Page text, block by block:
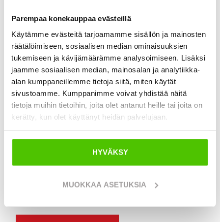
Parempaa konekauppaa evästeillä
Käytämme evästeitä tarjoamamme sisällön ja mainosten
räätälöimiseen, sosiaalisen median ominaisuuksien
tukemiseen ja kävijämäärämme analysoimiseen. Lisäksi
jaamme sosiaalisen median, mainosalan ja analytiikka-
alan kumppaneillemme tietoja siitä, miten käytät
sivustoamme. Kumppanimme voivat yhdistää näitä
tietoja muihin tietoihin, joita olet antanut heille tai joita on
kerätty, kun olet käyttänyt heidän palvelujaan.
HYVÄKSY
MUOKKAA ASETUKSIA
SAAT TARJOUKSEN JOPA
SAMAN PÄIVÄN AIKANA
Etsitkö helppoa tapaa myydä työkoneesi? Me
ostamme jatkuvasti käytettyjä maansiirtokoneita ja
maksamme kilpailukykyisen hinnan, nopeasti ja
turvallisesti. Saat tarjouksen arkipäivisin jopa 24